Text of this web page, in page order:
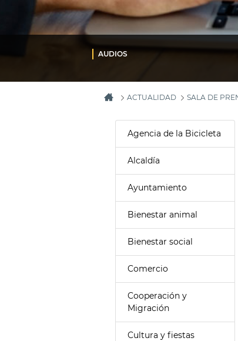
AUDIOS
ACTUALIDAD SALA DE
Agencia de la Bicicleta
Alcaldía
Ayuntamiento
Bienestar animal
Bienestar social
Comercio
Cooperación y
Migración
Cultura y fiestas